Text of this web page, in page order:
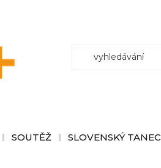
SOUTĚŽ SLOVENSKÝ TANEC